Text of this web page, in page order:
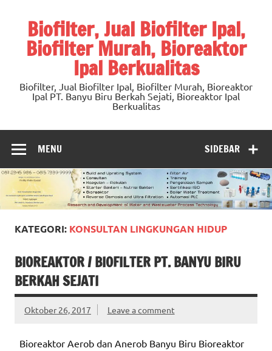
contentBiofilter, Jual Biofilter Ipal,
Biofilter Murah, Bioreaktor
Ipal Berkualitas
Biofilter, Jual Biofilter Ipal, Biofilter Murah, Bioreaktor
Ipal PT. Banyu Biru Berkah Sejati, Bioreaktor Ipal
Berkualitas
SIDEBAR
MENU
KATEGORI: KONSULTAN LINGKUNGAN HIDUP
BIOREAKTOR / BIOFILTER PT. BANYU BIRU
BERKAH SEJATI
Oktober 26, 2017 Leave a comment
Bioreaktor Aerob dan Anerob Banyu Biru Bioreaktor